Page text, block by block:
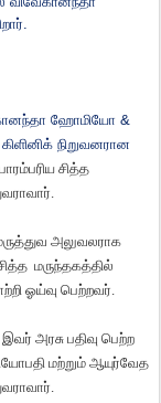
.
ஹோமியோ &
கிளினிக் நிறுவனரான
பாரம்பரிய சித்த
அலுவலராக
மருந்தகத்தில்
ஓய்வு பெற்றவர்.
இவர் அரசு பதிவு பெற்ற
மற்றும் ஆயுர்வேத
.